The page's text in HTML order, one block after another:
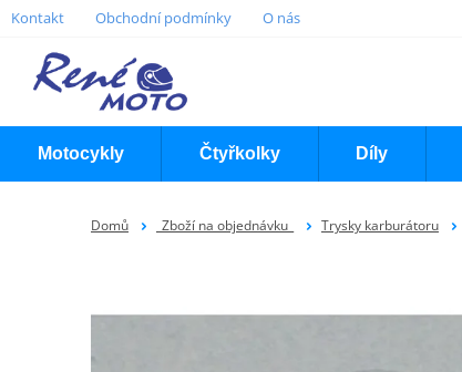
Kontakt Obchodní podmínky O nás
Motocykly Čtyřkolky Díly
Domů _Zboží na objednávku_ Trysky karburátoru